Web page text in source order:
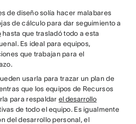
de diseño solía hacer malabares
de cálculo para dar seguimiento a
hasta que trasladó todo a esta
Es ideal para equipos,
que trabajan para el
usarla para trazar un plan de
que los equipos de Recursos
para respaldarel desarrollo
de todo el equipo. Es igualmente
del desarrollo personal, el